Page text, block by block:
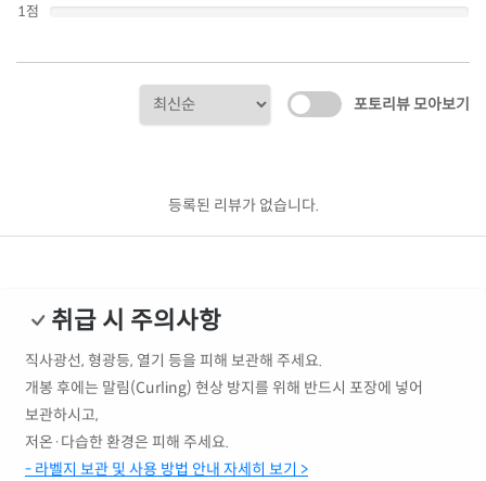
1점
포토리뷰 모아보기
등록된 리뷰가 없습니다.
취급 시 주의사항
직사광선, 형광등, 열기 등을 피해 보관해 주세요.
개봉 후에는 말림(Curling) 현상 방지를 위해 반드시 포장에 넣어
보관하시고,
저온·다습한 환경은 피해 주세요.
- 라벨지 보관 및 사용 방법 안내 자세히 보기 >